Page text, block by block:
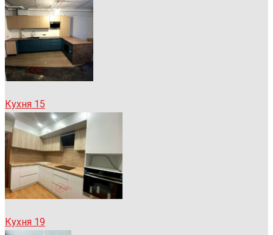
Кухня 15
Кухня 19